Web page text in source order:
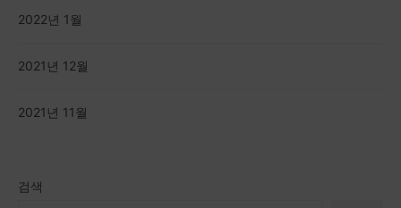
검색
2022년 1월
2021년 12월
2021년 11월